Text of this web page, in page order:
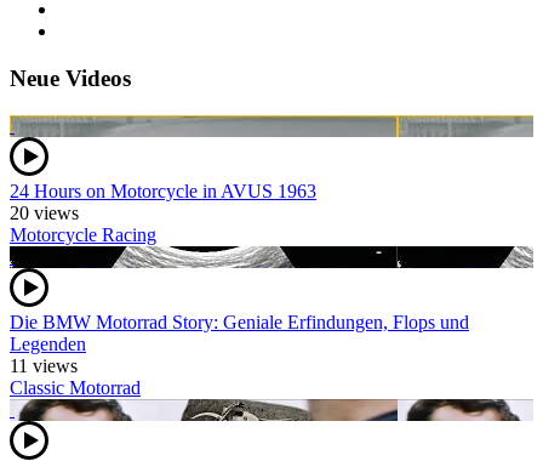
Neue Videos
24 Hours on Motorcycle in AVUS 1963
20 views
Motorcycle Racing
Die BMW Motorrad Story: Geniale Erfindungen, Flops und
Legenden
11 views
Classic Motorrad